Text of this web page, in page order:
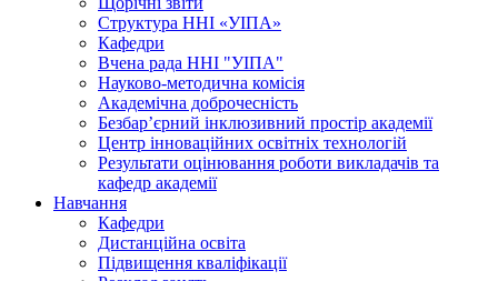
Структура ННІ «УІПА»
Кафедри
Вчена рада ННІ "УІПА"
Науково-методична комісія
Академічна доброчесність
Безбар’єрний інклюзивний простір академії
Центр інноваційних освітніх технологій
Результати оцінювання роботи викладачів та
кафедр академії
Навчання
Кафедри
Дистанційна освіта
Підвищення кваліфікації